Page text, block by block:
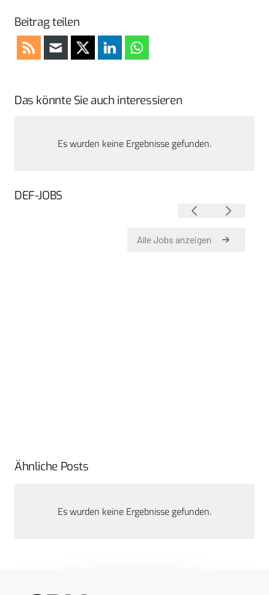
Beitrag teilen
Das könnte Sie auch interessieren
Es wurden keine Ergebnisse gefunden.
DEF-JOBS
Ähnliche Posts
Es wurden keine Ergebnisse gefunden.